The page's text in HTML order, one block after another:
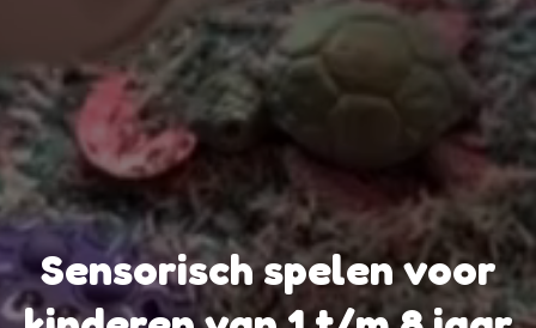
Sensorisch spelen voor